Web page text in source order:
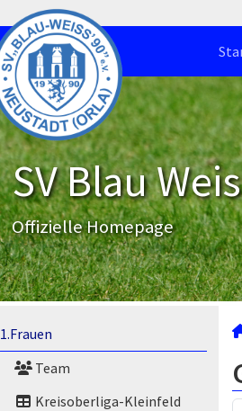
SV Blau
Offizielle Homepage
1.Frauen
Team
Kreisoberliga-Kleinfeld